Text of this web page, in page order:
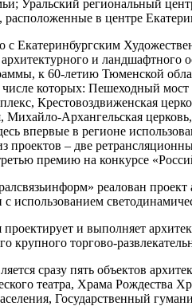
Уральский региональный
в центре
с Екатеринбургским
и ландшафтного
к 60-летию Тюменской
числе которых: Пешеходный мост
Крестовоздвиженская
Михайло-Архангельская
впервые в регионе
проектов – две
премию на конкурсе
реалован проект
использованием
и выполняет
крупного торгово-
сразу пять объектов
театра, Храма Рождества
Государственный